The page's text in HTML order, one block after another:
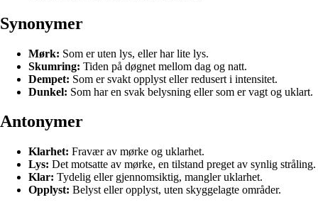
Synonymer
Mørk: Som er uten lys, eller har lite lys.
Skumring: Tiden på døgnet mellom dag og natt.
Dempet: Som er svakt opplyst eller redusert i intensitet.
Dunkel: Som har en svak belysning eller som er vagt og uklart.
Antonymer
Klarhet: Fravær av mørke og uklarhet.
Lys: Det motsatte av mørke, en tilstand preget av synlig stråling.
Klar: Tydelig eller gjennomsiktig, mangler uklarhet.
Opplyst: Belyst eller opplyst, uten skyggelagte områder.